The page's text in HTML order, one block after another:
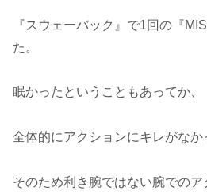
『スウェーバック』で1回の『
た。
眠かったということもあってか、
全体的にアクションにキレがなか
そのため利き腕ではない腕でのア